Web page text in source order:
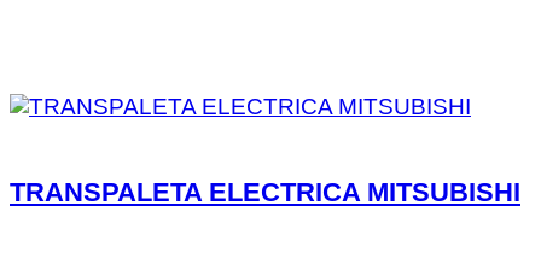
TRANSPALETA ELECTRICA MITSUBISHI